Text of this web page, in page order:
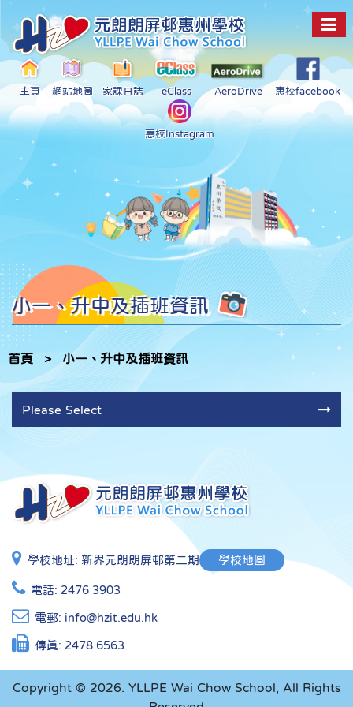
主頁 網站地圖 家課日誌 eClass AeroDrive 惠校facebook
惠校Instagram
小一、升中及插班資訊
首頁 > 小一、升中及插班資訊
Please Select
學校地址: 新界元朗朗屏邨第二期 學校地圖
電話: 2476 3903
電郵: info@hzit.edu.hk
傳真: 2478 6563
Copyright © 2026. YLLPE Wai Chow School, All Rights